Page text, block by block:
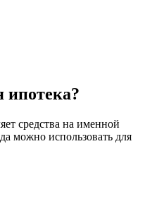
ипотека?
средства на именной
можно использовать для